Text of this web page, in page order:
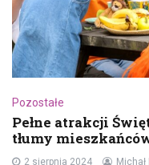
Pozostałe
Pełne atrakcji
tłumy
2 sierpnia 2024